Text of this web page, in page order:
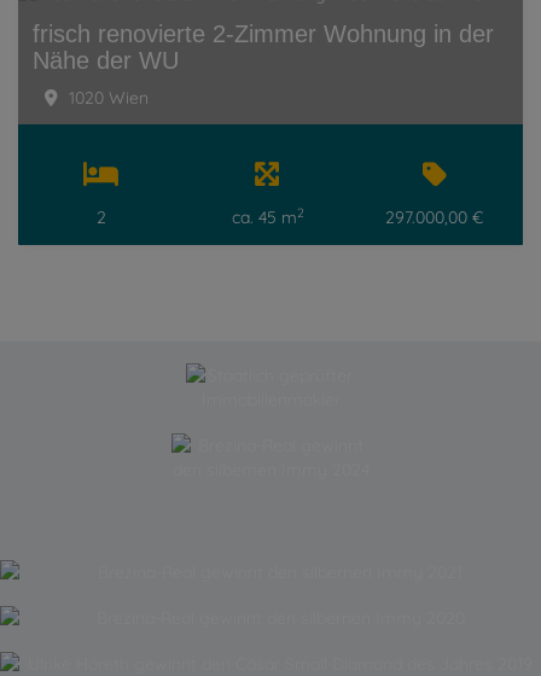
frisch renovierte 2-Zimmer Wohnung in der
Nähe der WU
1020 Wien
2 ca. 45 m2 297.000,00 €